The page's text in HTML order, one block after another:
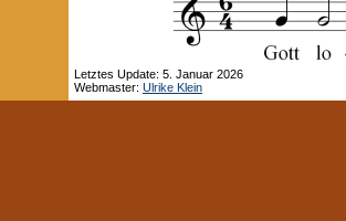
Letztes Update: 5. Januar 2026
Webmaster: Ulrike Klein